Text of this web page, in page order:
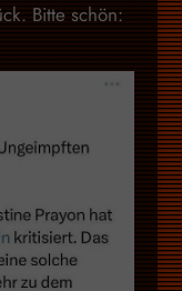
Bitte schön: